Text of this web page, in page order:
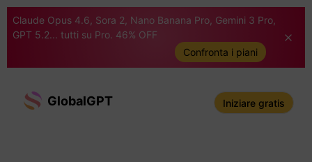
Claude Opus 4.6, Sora 2, Nano Banana Pro, Gemini 3 Pro,
GPT 5.2... tutti su Pro. 46% OFF
Confronta i piani
GlobalGPT Iniziare gratis